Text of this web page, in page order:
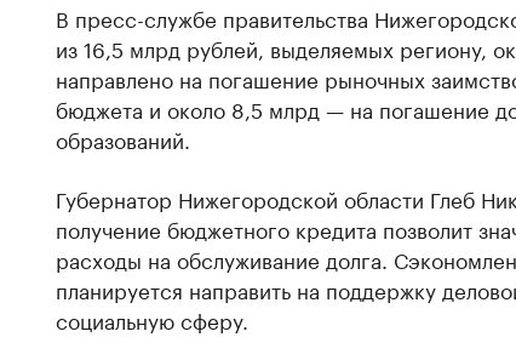
В пресс-службе правительства
из 16,5 млрд рублей, выделяемых региону,
направлено на погашение рыночных
бюджета и около 8,5 млрд — на погашение
образований.
Губернатор Нижегородской области Глеб
получение бюджетного кредита позволит
расходы на обслуживание долга.
планируется направить на поддержку
социальную сферу.